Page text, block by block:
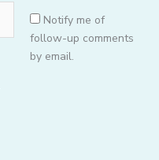
Notify me of
follow-up comments
by email.